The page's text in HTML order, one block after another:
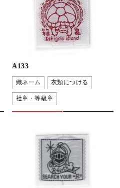
A133
織ネーム 衣類につける
社章・等級章